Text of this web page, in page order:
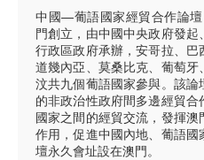
中國—葡語國家經貿合作論
門創立，由中國中央政府發
行政區政府承辦，安哥拉、
道幾內亞、莫桑比克、葡萄
汶共九個葡語國家參與。該
的非政治性政府間多邊經貿
國家之間的經貿交流，發揮
作用，促進中國內地、葡語
壇永久會址設在澳門。